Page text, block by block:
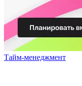
Тайм-менеджмент